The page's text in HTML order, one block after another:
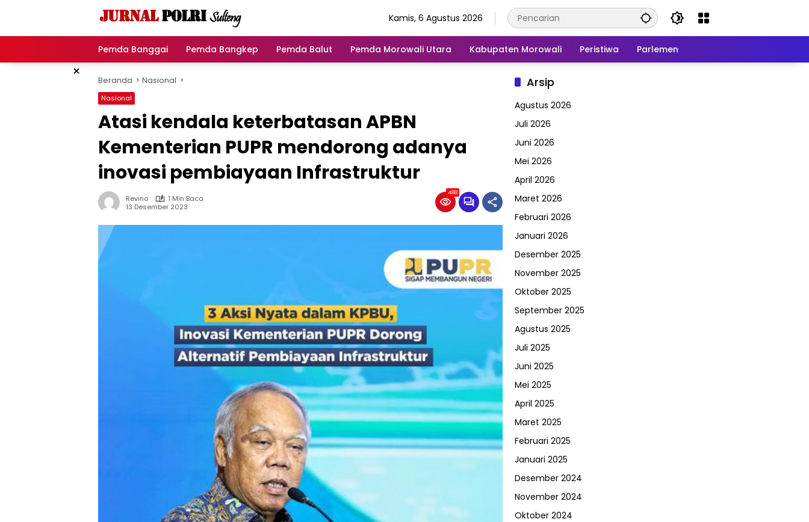
Kamis, 6 Agustus 2026
Pemda Banggai Pemda Bangkep Pemda Balut Pemda Morowali Utara Kabupaten Morowali Peristiwa Parlemen
× Beranda Nasional
Nasional
Atasi kendala keterbatasan APBN
Kementerian PUPR mendorong adanya
inovasi pembiayaan Infrastruktur
Revino
1 Min Baca
13 Desember 2023
488
Arsip
Agustus 2026
Juli 2026
Juni 2026
Mei 2026
April 2026
Maret 2026
Februari 2026
Januari 2026
Desember 2025
November 2025
Oktober 2025
September 2025
Agustus 2025
Juli 2025
Juni 2025
Mei 2025
April 2025
Maret 2025
Februari 2025
Januari 2025
Desember 2024
November 2024
Oktober 2024